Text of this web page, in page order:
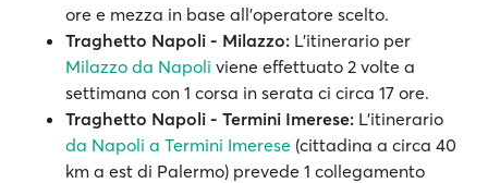
ore e mezza in base all’operatore scelto.
Traghetto Napoli - Milazzo: L'itinerario per
Milazzo da Napoli viene effettuato 2 volte a
settimana con 1 corsa in serata ci circa 17 ore.
Traghetto Napoli - Termini Imerese: L'itinerario
da Napoli a Termini Imerese (cittadina a circa 40
km a est di Palermo) prevede 1 collegamento